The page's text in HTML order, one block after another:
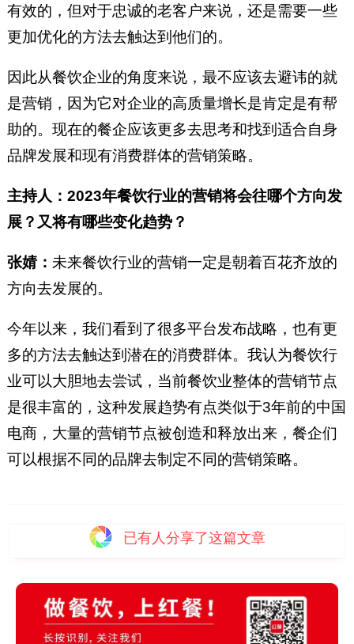
有效的，但对于忠诚的老客户来说，还是需要一些
更加优化的方法去触达到他们的。
因此从餐饮企业的角度来说，最不应该去避讳的就
是营销，因为它对企业的高质量增长是肯定是有帮
助的。现在的餐企应该更多去思考和找到适合自身
品牌发展和现有消费群体的营销策略。
主持人：2023年餐饮行业的营销将会往哪个方向发
展？又将有哪些变化趋势？
张婧： 未来餐饮行业的营销一定是朝着百花齐放的
方向去发展的。
今年以来，我们看到了很多平台发布战略，也有更
多的方法去触达到潜在的消费群体。我认为餐饮行
业可以大胆地去尝试，当前餐饮业整体的营销节点
是很丰富的，这种发展趋势有点类似于3年前的中国
电商，大量的营销节点被创造和释放出来，餐企们
可以根据不同的品牌去制定不同的营销策略。
已有人分享了这篇文章